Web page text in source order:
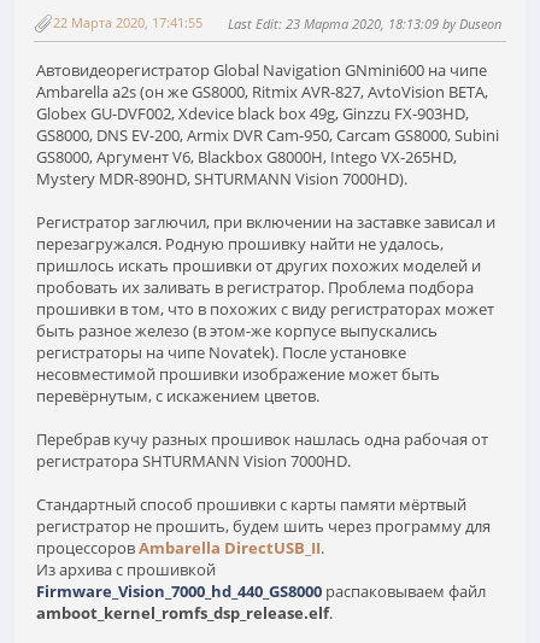
22 Марта 2020, 17:41:55 Last Edit: 23 Марта 2020, 18:13:09 by Duseon
Автовидеорегистратор Global Navigation GNmini600 на чипе
Ambarella a2s (он же GS8000, Ritmix AVR-827, AvtoVision BETA,
Globex GU-DVF002, Xdevice black box 49g, Ginzzu FX-903HD,
GS8000, DNS EV-200, Armix DVR Cam-950, Carcam GS8000, Subini
GS8000, Аргумент V6, Blackbox G8000H, Intego VX-265HD,
Mystery MDR-890HD, SHTURMANN Vision 7000HD).
Регистратор заглючил, при включении на заставке зависал и
перезагружался. Родную прошивку найти не удалось,
пришлось искать прошивки от других похожих моделей и
пробовать их заливать в регистратор. Проблема подбора
прошивки в том, что в похожих с виду регистраторах может
быть разное железо (в этом-же корпусе выпускались
регистраторы на чипе Novatek). После установке
несовместимой прошивки изображение может быть
перевёрнутым, с искажением цветов.
Перебрав кучу разных прошивок нашлась одна рабочая от
регистратора SHTURMANN Vision 7000HD.
Стандартный способ прошивки с карты памяти мёртвый
регистратор не прошить, будем шить через программу для
процессоровAmbarella DirectUSB_II.
Из архива с прошивкой
Firmware_Vision_7000_hd_440_GS8000 распаковываем файл
amboot_kernel_romfs_dsp_release.elf.